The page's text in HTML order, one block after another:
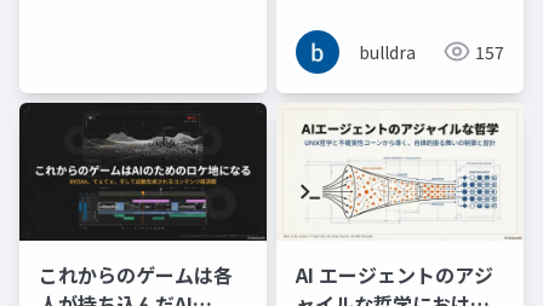
Agent の記憶と忘却を
コンテキストンジニア
リングする
bulldra 157
これからのゲームは各
AI エージェントのアジ